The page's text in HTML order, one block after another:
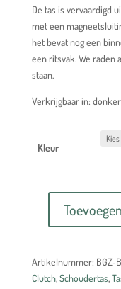
De tas is vervaardigd
met een
het bevat nog een
een ritsvak. We raden
staan.
Verkrijgbaar in:
Kleur
IRIS
BGZ-
B0140
Artikelnummer: BGZ-
Clutch,Schoudertas,